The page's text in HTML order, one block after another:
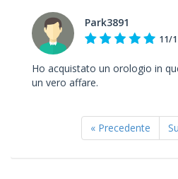
Park3891
11/
Ho acquistato un orologio in
un vero affare.
« Precedente